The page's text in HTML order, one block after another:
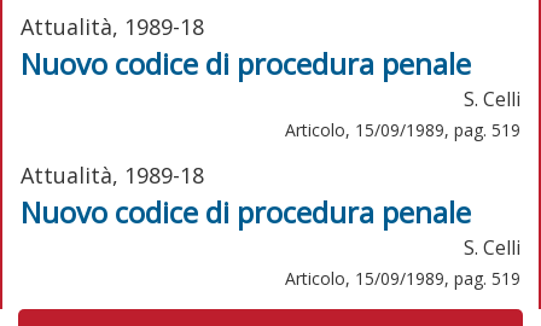
Attualità, 1989-18
Nuovo codice di procedura penale
S. Celli
Articolo, 15/09/1989, pag. 519
Attualità, 1989-18
Nuovo codice di procedura penale
S. Celli
Articolo, 15/09/1989, pag. 519